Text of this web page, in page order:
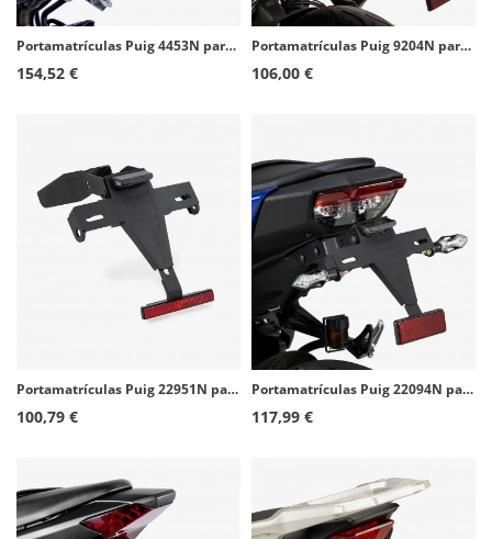
Portamatrículas Puig 4453N para Honda CBR600RR (07-12)
154,52 €
Portamatrículas Puig 9204N para Yamaha MT-07 Tracer (16-17), Tracer 700/7 (18-24)
106,00 €
Portamatrículas Puig 22951N para Zontes 125U (24-26), 125U1 (25-26)
100,79 €
Portamatrículas Puig 22094N para Yamaha MT-09 (24-26)
117,99 €